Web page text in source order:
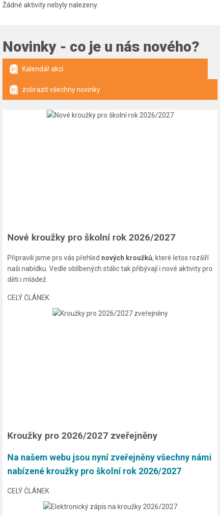
Žádné aktivity nebyly nalezeny.
Novinky - co je u nás nového?
Kalendář akcí
zobrazit všechny novinky
Nové kroužky pro školní rok 2026/2027
Připravili jsme pro vás přehled nových kroužků, které letos rozšíří
naši nabídku. Vedle oblíbených stálic tak přibývají i nové aktivity pro
děti i mládež.
CELÝ ČLÁNEK
Kroužky pro 2026/2027 zveřejněny
Na našem webu jsou nyní zveřejněny všechny námi
nabízené kroužky pro školní rok 2026/2027
CELÝ ČLÁNEK